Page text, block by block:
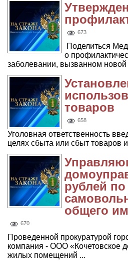
673
Поделиться
о
заболевании, вызванном
товаров
658
Уголовная ответственность
целях сбыта или сбыт товаров
рублей
общего
670
Проведенной прокуратурой
компания - ООО «Кочетовское
жилых помещений ...